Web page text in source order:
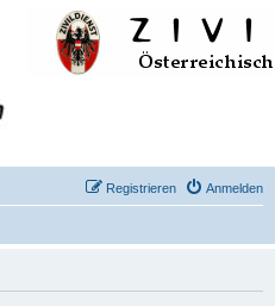
Anmelden
Registrieren